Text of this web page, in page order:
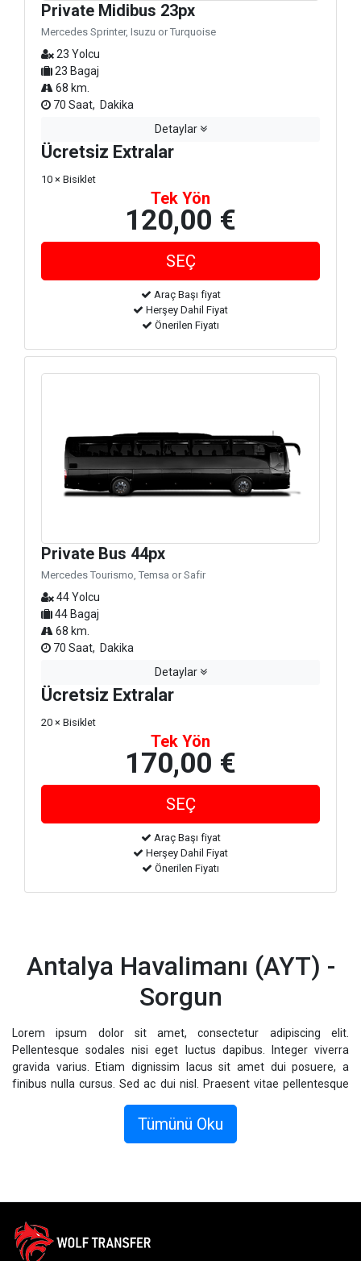
Private Midibus 23px
Mercedes Sprinter, Isuzu or Turquoise
23 Yolcu
23 Bagaj
68 km.
70 Saat, Dakika
Detaylar
Ücretsiz Extralar
10 × Bisiklet
Tek Yön
120,00 €
Araç Başı fiyat
Herşey Dahil Fiyat
Önerilen Fiyatı
Private Bus 44px
Mercedes Tourismo, Temsa or Safir
44 Yolcu
44 Bagaj
68 km.
70 Saat, Dakika
Detaylar
Ücretsiz Extralar
20 × Bisiklet
Tek Yön
170,00 €
Araç Başı fiyat
Herşey Dahil Fiyat
Önerilen Fiyatı
Antalya Havalimanı (AYT) -
Sorgun
Lorem ipsum dolor sit amet, consectetur adipiscing elit.
Pellentesque sodales nisi eget luctus dapibus. Integer viverra
gravida varius. Etiam dignissim lacus sit amet dui posuere, a
finibus nulla cursus. Sed ac dui nisl. Praesent vitae pellentesque
Vestibulum quam libero, viverra elementum augue vel, commodo
finibus, sollicitudin ornare dolor interdum. Duis eu ligula semper,
imperdiet odio non, venenatis risus. Morbi lorem velit, fermentum
Tümünü Oku